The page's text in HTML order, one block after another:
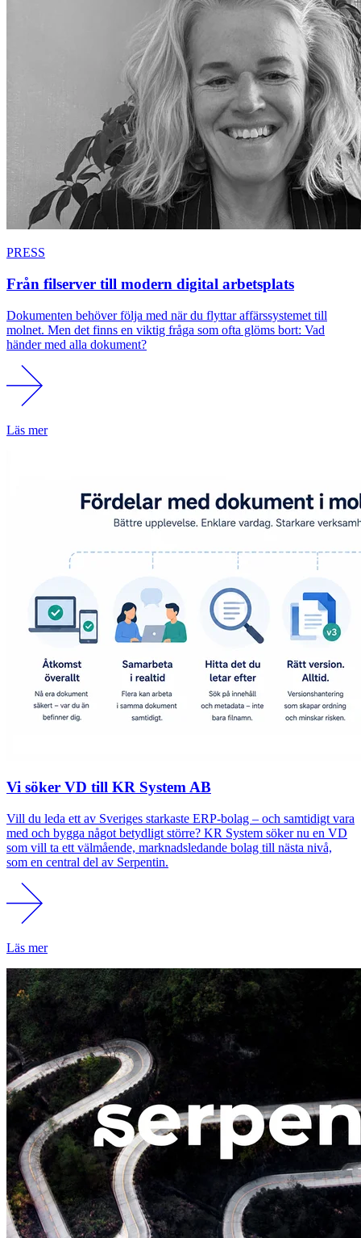
PRESS
Från filserver till modern digital arbetsplats
Dokumenten behöver följa med när du flyttar affärssystemet till
molnet. Men det finns en viktig fråga som ofta glöms bort: Vad
händer med alla dokument?
Läs mer
Vi söker VD till KR System AB
Vill du leda ett av Sveriges starkaste ERP-bolag – och samtidigt vara
med och bygga något betydligt större? KR System söker nu en VD
som vill ta ett välmående, marknadsledande bolag till nästa nivå,
som en central del av Serpentin.
Läs mer